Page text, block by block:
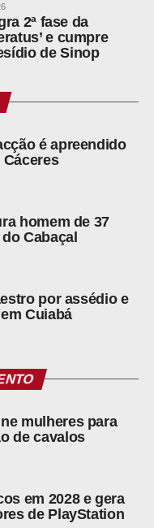
2ª fase da
e cumpre
de Sinop
é apreendido
homem de 37
Cabaçal
por assédio e
Cuiabá
mulheres para
de cavalos
em 2028 e gera
de PlayStation